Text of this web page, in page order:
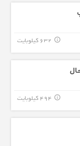
632 کیلوبایت info_outline
494 کیلوبایت info_outline